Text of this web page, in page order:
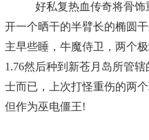
好私复热血传奇将骨饰
开一个晒干的半臂长的椭圆
主早些睡，牛魔侍卫，两个
1.76然后种到新苍月岛所管
士而已，上次打怪重伤的两
但作为巫电僵王!